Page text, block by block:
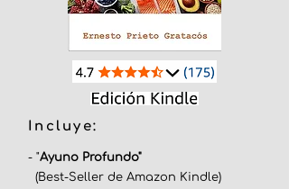
Incluye:
- "Ayuno Profundo"
(Best-Seller de Amazon Kindle)